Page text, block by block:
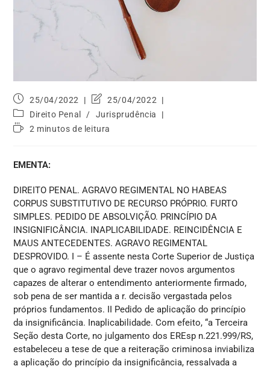
25/04/2022
25/04/2022
Direito Penal
/
Jurisprudência
2 minutos de leitura
EMENTA:
DIREITO PENAL. AGRAVO REGIMENTAL NO HABEAS
CORPUS SUBSTITUTIVO DE RECURSO PRÓPRIO. FURTO
SIMPLES. PEDIDO DE ABSOLVIÇÃO. PRINCÍPIO DA
INSIGNIFICÂNCIA. INAPLICABILIDADE. REINCIDÊNCIA E
MAUS ANTECEDENTES. AGRAVO REGIMENTAL
DESPROVIDO. I – É assente nesta Corte Superior de Justiça
que o agravo regimental deve trazer novos argumentos
capazes de alterar o entendimento anteriormente firmado,
sob pena de ser mantida a r. decisão vergastada pelos
próprios fundamentos. II Pedido de aplicação do princípio
da insignificância. Inaplicabilidade. Com efeito, “a Terceira
Seção desta Corte, no julgamento dos EREsp n.221.999/RS,
estabeleceu a tese de que a reiteração criminosa inviabiliza
a aplicação do princípio da insignificância, ressalvada a